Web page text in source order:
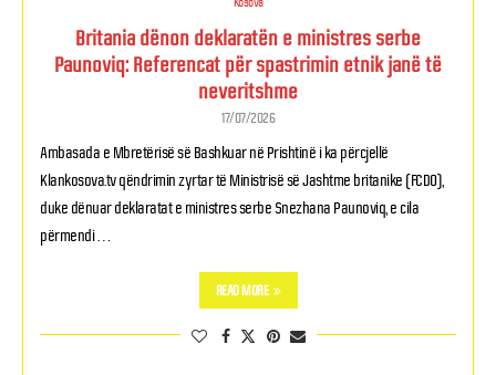
Britania dënon deklaratën e ministres serbe
Paunoviq: Referencat për spastrimin etnik janë të
neveritshme
17/07/2026
Ambasada e Mbretërisë së Bashkuar në Prishtinë i ka përcjellë
Klankosova.tv qëndrimin zyrtar të Ministrisë së Jashtme britanike (FCDO),
duke dënuar deklaratat e ministres serbe Snezhana Paunoviq, e cila
përmendi …
READ MORE